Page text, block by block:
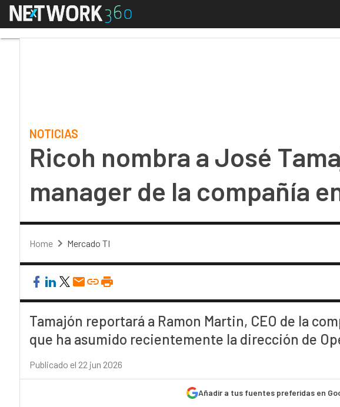
Menú
NOTICIAS
Ricoh nombra a José
manager de la compañía
Home Mercado TI
Tamajón reportará a Ramon Martin, CEO de la
que ha asumido recientemente la dirección de
Publicado el 22 jun 2026
Añadir a tus fuentes preferidas en